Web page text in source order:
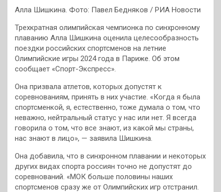
Алла Шишкина. Фото: Павел Бедняков / РИА Новости
Трехкратная олимпийская чемпионка по синхронному
плаванию Алла Шишкина оценила целесообразность
поездки российских спортсменов на летние
Олимпийские игры 2024 года в Париже. Об этом
сообщает «Спорт-Экспресс».
Она призвала атлетов, которых допустят к
соревнованиям, принять в них участие. «Когда я была
спортсменкой, я, естественно, тоже думала о том, что
неважно, нейтральный статус у нас или нет. Я всегда
говорила о том, что все знают, из какой мы страны,
нас знают в лицо», — заявила Шишкина.
Она добавила, что в синхронном плавании и некоторых
других видах спорта россиян точно не допустят до
соревнований. «МОК больше половины наших
спортсменов сразу же от Олимпийских игр отстранил.